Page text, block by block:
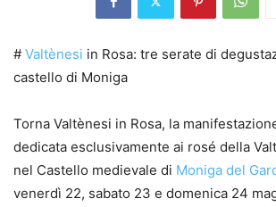
#Valtènesi in Rosa: tre serate di
castello di Moniga
Torna Valtènesi in Rosa, la
dedicata esclusivamente ai rosé della
nel Castello medievale di Moniga del
venerdì 22, sabato 23 e domenica 24